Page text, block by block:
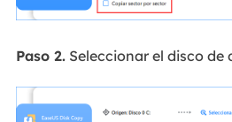
Paso 2.Seleccionar el disco de